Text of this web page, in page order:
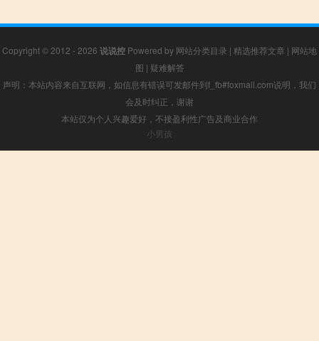
Copyright © 2012 - 2026 说说控 Powered by 网站分类目录 | 精选推荐文章 | 网站地
图 | 疑难解答
声明：本站内容来自互联网，如信息有错误可发邮件到f_fb#foxmail.com说明，我们
会及时纠正，谢谢
本站仅为个人兴趣爱好，不接盈利性广告及商业合作
小男孩